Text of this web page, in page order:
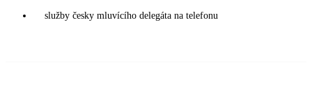
služby česky mluvícího delegáta na telefonu